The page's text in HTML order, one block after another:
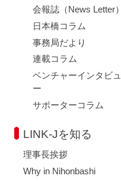
会報誌（News Letter）
日本橋コラム
事務局だより
連載コラム
ベンチャーインタビュ
ー
サポーターコラム
LINK-Jを知る
理事長挨拶
Why in Nihonbashi